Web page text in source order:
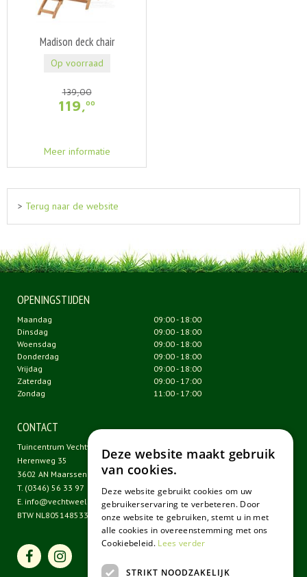
Madison deck chair
139,00
119,00
Meer informatie
Op voorraad
> Terug naar de website
OPENINGSTIJDEN
Maandag
09:00 - 18:00
Dinsdag
09:00 - 18:00
Woensdag
09:00 - 18:00
Donderdag
09:00 - 18:00
Vrijdag
09:00 - 18:00
Zaterdag
09:00 - 17:00
Zondag
11:00 - 17:00
CONTACT
Tuincentrum Vechtweelde
Herenweg 35
3602 AN Maarssen
T. (0346) 56 33 97
E. info@vechtweelde.nl
BTW NL805148533B01
Deze website maakt gebruik
van cookies.
Deze website gebruikt cookies om uw
gebruikerservaring te verbeteren. Door
onze website te gebruiken, stemt u in met
alle cookies in overeenstemming met ons
Cookiebeleid. Lees verder
STRIKT NOODZAKELIJK